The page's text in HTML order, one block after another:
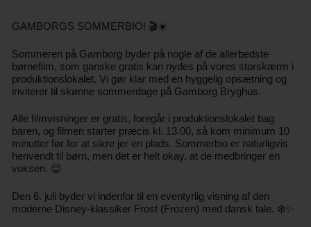
GAMBORGS SOMMERBIO! 🎬☀️
Sommeren på Gamborg byder på nogle af de allerbedste
børnefilm, som ganske gratis kan nydes på vores storskærm i
produktionslokalet. Vi gør klar med en hyggelig opsætning og
inviterer til skønne sommerdage på Gamborg Bryghus.
Alle filmvisninger er gratis, foregår i produktionslokalet bag
baren, og filmen starter præcis kl. 13.00, så kom minimum 10
minutter før for at sikre jer en plads. Sommerbio er naturligvis
henvendt til børn, men det er helt okay, at de medbringer en
voksen. 😉
Den 6. juli byder vi indenfor til en eventyrlig visning af den
moderne Disney-klassiker Frost (Frozen) med dansk tale. ❄️✨